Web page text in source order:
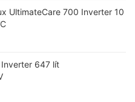
UltimateCare 700 Inverter 10
Inverter 647 lít